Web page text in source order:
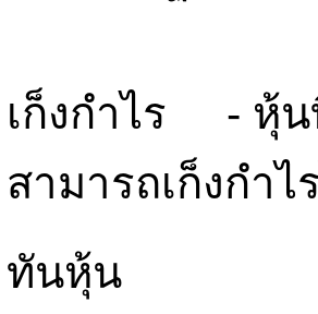
เก็งกำไร - หุ้น
สามารถเก็งกำ
ทันหุ้น